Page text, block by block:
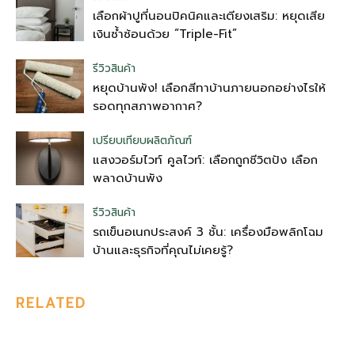
เลือกผ้าปูที่นอนปิคนิคและเตียงเสริม: หยุดเสีย
เงินซ้ำซ้อนด้วย “Triple-Fit”
รีวิวสินค้า
หยุดบ้านพัง! เลือกสีทาบ้านภายนอกอย่างไรให้
รอดทุกสภาพอากาศ?
เปรียบเทียบผลิตภัณฑ์
แสงวอร์มไวท์ คูลไวท์: เลือกถูกชีวิตปัง เลือก
พลาดบ้านพัง
รีวิวสินค้า
รถเข็นอเนกประสงค์ 3 ชั้น: เครื่องมือพลิกโฉม
บ้านและธุรกิจที่คุณไม่เคยรู้?
RELATED